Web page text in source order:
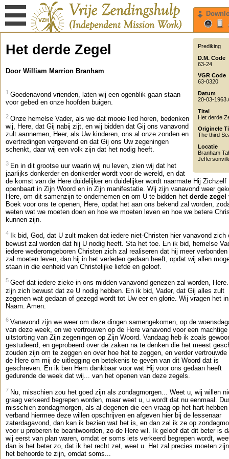
Prediking
D.M. Code
63-24
VGR Code
63-0320
Datum
20-03-1963
Titel
Het derde
Originele
The third
Locatie
Branham
Het derde Zegel
Door William Marrion Branham
1 Goedenavond vrienden, laten wij een ogenblik gaan staan
voor gebed en onze hoofden buigen.
2 Onze hemelse Vader, als we dat mooie lied horen, bedenken
wij, Here, dat Gij nabij zijt, en wij bidden dat Gij ons vanavond
zult aannemen, Heer, als Uw kinderen, ons al onze zonden en
overtredingen vergevend en dat Gij ons Uw zegeningen
schenkt, daar wij een volk zijn dat het nodig heeft.
3 En in dit grootse uur waarin wij nu leven, zien wij dat het
jaarlijks donkerder en donkerder wordt voor de wereld, en dat
de komst van de Here duidelijker en duidelijker wordt naarmate Hij Zichzelf
openbaart in Zijn Woord en in Zijn manifestatie. Wij zijn vanavond weer
Here, om dit samenzijn te ondernemen en om U te bidden het derde zegel
Boek voor ons te openen, Here, opdat het aan ons bekend zal worden,
weten wat we moeten doen en hoe we moeten leven en hoe we betere
kunnen zijn.
4
Ik bid, God, dat U zult maken dat iedere niet-Christen hier vanavond zich
bewust zal worden dat hij U nodig heeft. Sta het toe. En ik bid, hemelse
iedere wederomgeboren Christen zich zal realiseren dat hij meer
zal moeten leven, dan hij in het verleden gedaan heeft, opdat wij allen
staan in die eenheid van Christelijke liefde en geloof.
5 Geef dat iedere zieke in ons midden vanavond genezen zal worden,
zijn zich bewust dat ze U nodig hebben. En ik bid, Vader, dat Gij alles zult
zegenen wat gedaan of gezegd wordt tot Uw eer en glorie. Wij vragen het
Naam. Amen.
6 Vanavond zijn we weer om deze dingen samengekomen, op de
van deze week, en we vertrouwen op de Here vanavond voor een machtige
uitstorting van Zijn zegeningen op Zijn Woord. Vandaag heb ik zoals
gestudeerd, en geprobeerd over de zaken na te denken die het meest
zouden zijn om te zeggen en over hoe het te zeggen, en verder vertrouwde
de Here om mij de uitlegging en betekenis te geven van dit Woord dat is
geschreven. En ik ben Hem dankbaar voor wat Hij voor ons gedaan heeft
gedurende de week dat wij... van het openen van deze zegels.
7 Nu, misschien zou het goed zijn als zondagmorgen... Weet u, wij willen
graag verkeerd begrepen worden, maar weet u, u wordt dat nu eenmaal.
misschien zondagmorgen, als al degenen die een vraag op het hart hebben
verband hiermee deze willen opschrijven en afgeven hier bij de lessenaar
zaterdagavond, dan kan ik bezien wat het is, en dan zal ik ze op
voor u proberen te beantwoorden, zo de Here wil. Ik geloof dat dit beter is
wij eerst van plan waren, omdat er soms iets verkeerd begrepen wordt,
dan is het beter zo, dat ik het recht zet, weet u. Het zal precies moeten
het behoorde te zijn, omdat soms...